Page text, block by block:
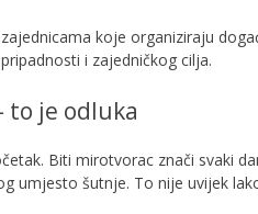
koje organiziraju
i zajedničkog cilja.
je odluka
Biti mirotvorac znači svaki
umjesto šutnje. To nije uvijek